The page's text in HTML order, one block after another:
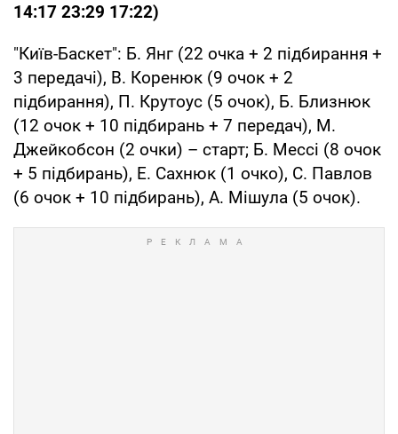
14:17 23:29 17:22)
"Київ-Баскет": Б. Янг (22 очка + 2 підбирання +
3 передачі), В. Коренюк (9 очок + 2
підбирання), П. Крутоус (5 очок), Б. Близнюк
(12 очок + 10 підбирань + 7 передач), М.
Джейкобсон (2 очки) – старт; Б. Мессі (8 очок
+ 5 підбирань), Е. Сахнюк (1 очко), С. Павлов
(6 очок + 10 підбирань), А. Мішула (5 очок).